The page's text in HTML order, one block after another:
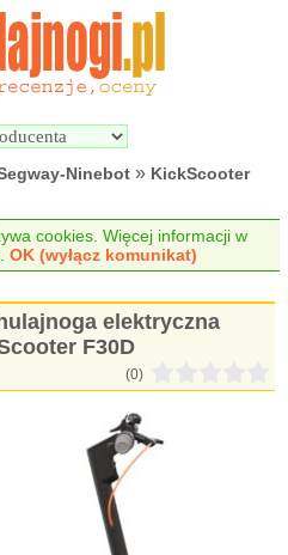
Wyszukiwarka
elektrycznych
Ninebot » KickScooter
cookies. Więcej informacji w
OK (wyłącz komunikat)
elektryczna
F30D
(0)